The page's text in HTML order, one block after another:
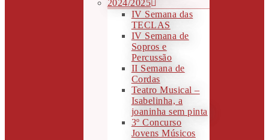
2024/2025
IV Semana das
TECLAS
IV Semana de
Sopros e
Percussão
II Semana de
Cordas
Teatro Musical –
Isabelinha, a
joaninha sem pinta
3º Concurso
Jovens Músicos